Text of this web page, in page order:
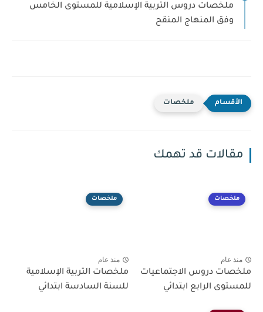
ملخصات دروس التربية الإسلامية للمستوى الخامس
وفق المنهاج المنقح
ملخصات
مقالات قد تهمك
ملخصات
منذ عام
ملخصات دروس الاجتماعيات
للمستوى الرابع ابتدائي
ملخصات
منذ عام
ملخصات التربية الإسلامية
للسنة السادسة ابتدائي